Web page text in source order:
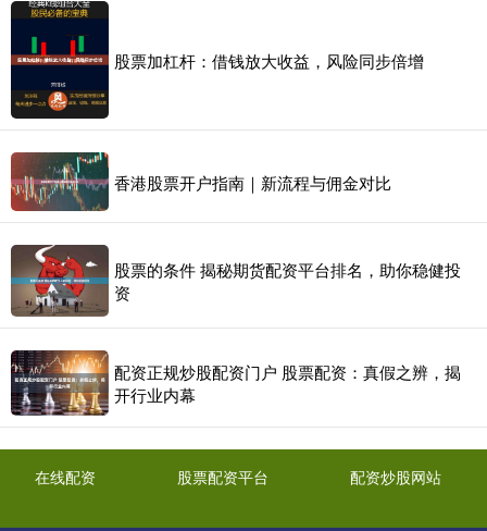
股票加杠杆：借钱放大收益，风险同步倍增
香港股票开户指南｜新流程与佣金对比
股票的条件 揭秘期货配资平台排名，助你稳健投
资
配资正规炒股配资门户 股票配资：真假之辨，揭
开行业内幕
在线配资 股票配资平台 配资炒股网站